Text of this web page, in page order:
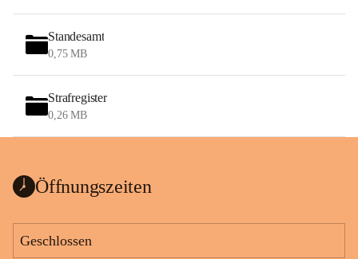
Standesamt
0,75 MB
Strafregister
0,26 MB
Öffnungszeiten
Geschlossen